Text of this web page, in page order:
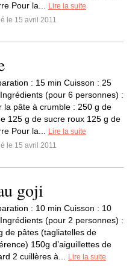
Pour la...
Lire la suite
le 15 avril 2011
: 15 min Cuisson : 25
(pour 6 personnes) :
la pâte à crumble : 250 g de
125 g de sucre roux 125 g de
Pour la...
Lire la suite
le 15 avril 2011
goji
: 10 min Cuisson : 10
(pour 2 personnes) :
de pâtes (tagliatelles de
150g d’aiguillettes de
2 cuillères à...
Lire la suite